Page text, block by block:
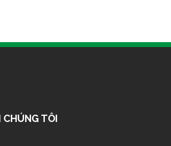
CHÚNG TÔI